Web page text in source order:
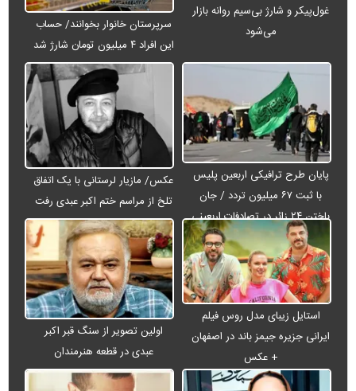
غول‌پیکر و شارژ بی‌سیم روانه بازار
می‌شود
سرپرستان خانوار بخوانند/ حساب
این افراد ۴ میلیون تومان شارژ شد
پایان طرح ترافیکی اربعین پلیس
با ثبت ۶۷ میلیون تردد / جان
باختن ۲۴ زائر در تصادفات اربعینی
عکس/ مازیار لرستانی با یک اتفاق
تلخ از مراسم ختم اکبر عبدی رفت
استایل زیبای مدل روس فیلم
ایرانی جزیره جیمز باند در اصفهان
+ عکس
اولین تصویر از سنگ قبر اکبر
عبدی در قطعه هنرمندان